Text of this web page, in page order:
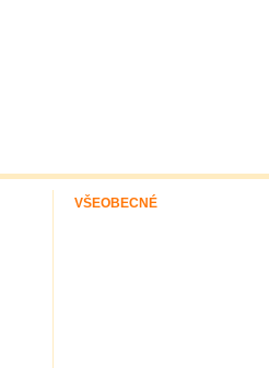
VŠEOBECNÉ